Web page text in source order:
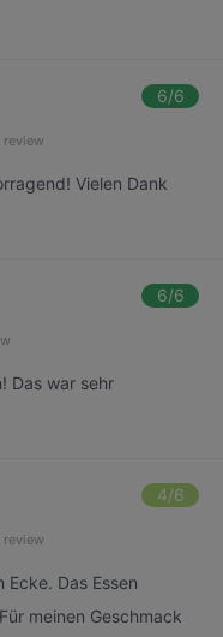
6/6
review
Vielen Dank
6/6
Das war sehr
4/6
review
Ecke. Das Essen
meinen Geschmack